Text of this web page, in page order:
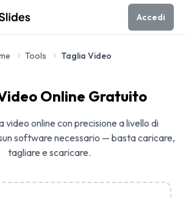
Accedi
Tools Taglia Video
Online Gratuito
video online con precisione a livello di
software necessario — basta caricare,
tagliare e scaricare.